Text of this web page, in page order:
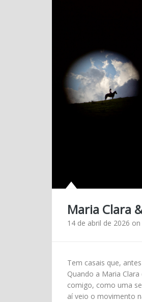
Maria Clara
14 de abril de 2026 on
Tem casais que,
Quando a Maria
comigo, como uma
aí veio o movimento